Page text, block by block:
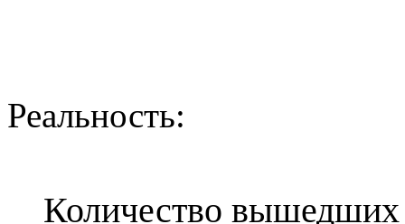
Реальность:
Количество вышедших